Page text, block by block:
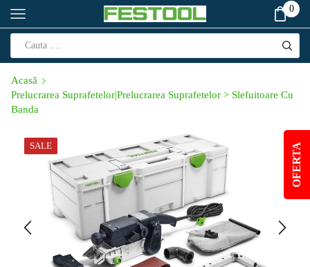
0
Acasă
Prelucrarea Suprafetelor|Prelucrarea Suprafetelor > Slefuitoare Cu
Banda
SALE OFERTA